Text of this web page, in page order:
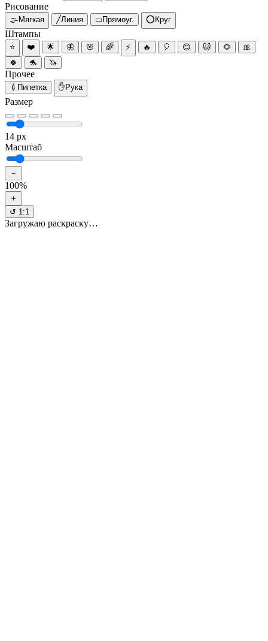
Рисование
🌫️Мягкая ╱Линия ▭Прямоуг. ⭕ Круг
Штампы
⭐ ❤️ 🌟 🦋 🌸 🌈 ⚡ 🔥 🎈 😊 🐱 🌻
🎀
🍀
🐬 🦄
Прочее
💉 Пипетка ✋ Рука
Размер
14 px
Масштаб
－
100%
＋
↺ 1:1
Загружаю раскраску…